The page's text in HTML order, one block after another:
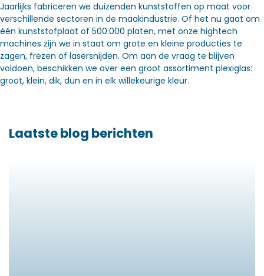
Jaarlijks fabriceren we duizenden kunststoffen op maat voor
verschillende sectoren in de maakindustrie. Of het nu gaat om
één kunststofplaat of 500.000 platen, met onze hightech
machines zijn we in staat om grote en kleine producties te
zagen, frezen of lasersnijden. Om aan de vraag te blijven
voldoen, beschikken we over een groot assortiment plexiglas:
groot, klein, dik, dun en in elk willekeurige kleur.
Laatste blog berichten